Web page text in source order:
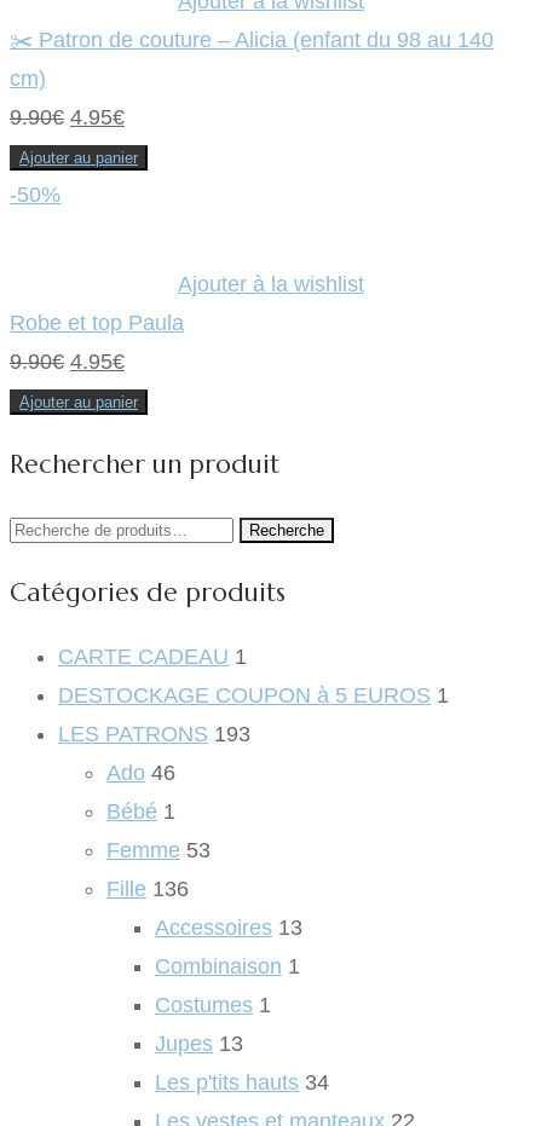
✂️ Patron de couture – Alicia (enfant du 98 au 140
cm)
9.90€ Le
prix
4.95€Le
prix
Ajouter au panier
-50%
Ajouter à la wishlist
Robe et top Paula
9.90€ Le
prix
était :
9.90€.
4.95€Le
prix
est :
4.95€.
Ajouter au panier
Rechercher un produit
Recherche
Recherche
Catégories de produits
CARTE CADEAU 1
DESTOCKAGE COUPON à 5 EUROS 1
LES PATRONS 193
Ado 46
Bébé 1
Femme 53
Fille 136
Accessoires 13
Combinaison 1
Costumes 1
Jupes 13
Les p'tits hauts 34
Les vestes et manteaux 22